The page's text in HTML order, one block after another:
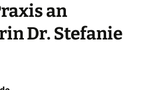
an
Dr. Stefanie